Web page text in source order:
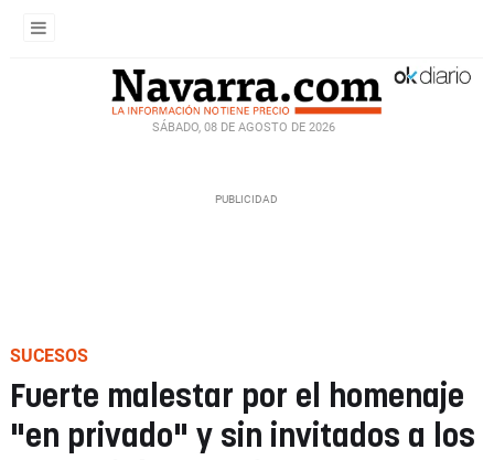
SÁBADO, 08 DE AGOSTO DE 2026
SUCESOS
Fuerte malestar por el homenaje
"en privado" y sin invitados a los